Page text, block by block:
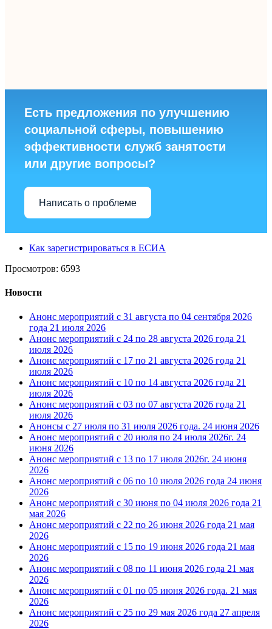
Есть предложения по улучшению
социальной сферы, повышению
эффективности служб занятости
или другие вопросы?
Написать о проблеме
Как зарегистрироваться в ЕСИА
Просмотров: 6593
Новости
Анонс мероприятий с 31 августа по 04 сентября 2026
года 21 июля 2026
Анонс мероприятий с 24 по 28 августа 2026 года 21
июля 2026
Анонс мероприятий с 17 по 21 августа 2026 года 21
июля 2026
Анонс мероприятий с 10 по 14 августа 2026 года 21
июля 2026
Анонс мероприятий с 03 по 07 августа 2026 года 21
июля 2026
Анонсы с 27 июля по 31 июля 2026 года. 24 июня 2026
Анонс мероприятий с 20 июля по 24 июля 2026г. 24
июня 2026
Анонс мероприятий с 13 по 17 июля 2026г. 24 июня
2026
Анонс мероприятий с 06 по 10 июля 2026 года 24 июня
2026
Анонс мероприятий с 30 июня по 04 июля 2026 года 21
мая 2026
Анонс мероприятий с 22 по 26 июня 2026 года 21 мая
2026
Анонс мероприятий с 15 по 19 июня 2026 года 21 мая
2026
Анонс мероприятий с 08 по 11 июня 2026 года 21 мая
2026
Анонс мероприятий с 01 по 05 июня 2026 года. 21 мая
2026
Анонс мероприятий с 25 по 29 мая 2026 года 27 апреля
2026